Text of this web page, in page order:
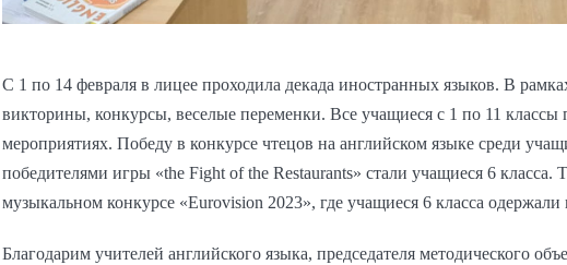
С 1 по 14 февраля в лицее проходила декада иностранных языков. В
викторины, конкурсы, веселые переменки. Все учащиеся с 1 по 11
мероприятиях. Победу в конкурсе чтецов на английском языке среди
победителями игры «the Fight of the Restaurants» стали учащиеся 6
музыкальном конкурсе «Eurovision 2023», где учащиеся 6 класса одержали
Благодарим учителей английского языка, председателя методического